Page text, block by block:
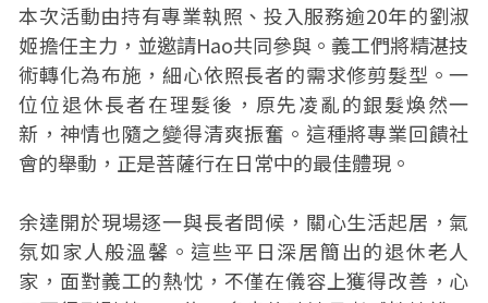
本次活動由持有專業執照、投入服務逾20年的劉淑
姬擔任主力，並邀請Hao共同參與。義工們將精湛技
術轉化為布施，細心依照長者的需求修剪髮型。一
位位退休長者在理髮後，原先凌亂的銀髮煥然一
新，神情也隨之變得清爽振奮。這種將專業回饋社
會的舉動，正是菩薩行在日常中的最佳體現。
余達開於現場逐一與長者問候，關心生活起居，氣
氛如家人般溫馨。這些平日深居簡出的退休老人
家，面對義工的熱忱，不僅在儀容上獲得改善，心